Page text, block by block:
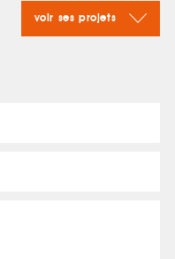
voir ses projets